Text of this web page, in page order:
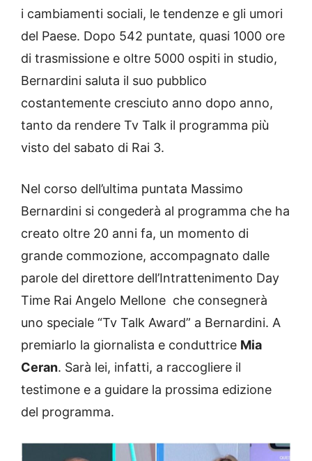
i cambiamenti sociali, le tendenze e gli umori
del Paese. Dopo 542 puntate, quasi 1000 ore
di trasmissione e oltre 5000 ospiti in studio,
Bernardini saluta il suo pubblico
costantemente cresciuto anno dopo anno,
tanto da rendere Tv Talk il programma più
visto del sabato di Rai 3.
Nel corso dell’ultima puntata Massimo
Bernardini si congederà al programma che ha
creato oltre 20 anni fa, un momento di
grande commozione, accompagnato dalle
parole del direttore dell’Intrattenimento Day
Time Rai Angelo Mellone che consegnerà
uno speciale “Tv Talk Award” a Bernardini. A
premiarlo la giornalista e conduttrice Mia
Ceran. Sarà lei, infatti, a raccogliere il
testimone e a guidare la prossima edizione
del programma.